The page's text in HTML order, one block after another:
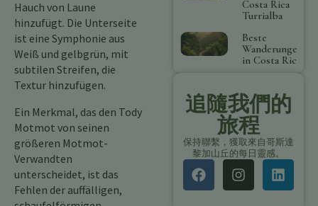
Hauch von Laune
hinzufügt. Die Unterseite
ist eine Symphonie aus
Weiß und gelbgrün, mit
subtilen Streifen, die
Textur hinzufügen.
Ein Merkmal, das den Tody
Motmot von seinen
größeren Motmot-
Verwandten
unterscheidet, ist das
Fehlen der auffälligen,
Costa Rica
Turrialba
Beste
Wanderungen
in Costa Rica
追隨我們的
旅程
保持聯繫，獲取來自哥斯達
黎加山丘的每日靈感。